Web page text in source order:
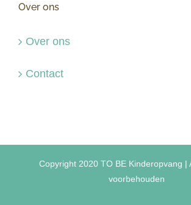
Over ons
Over ons
Contact
Copyright 2020 TO BE Kinderopvang |
voorbehouden